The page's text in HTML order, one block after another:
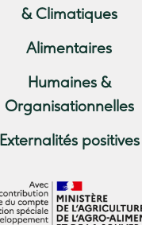
& Climatiques
Alimentaires
Humaines &
Organisationnelles
Externalités positives